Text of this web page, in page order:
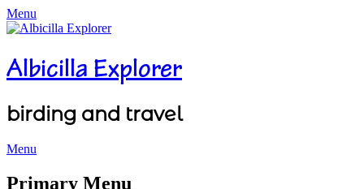
Menu
Albicilla Explorer
birding and travel
Menu
Primary Menu